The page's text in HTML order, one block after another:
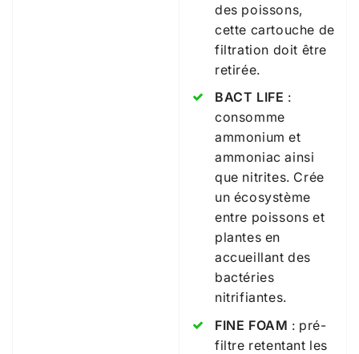
des poissons,
cette cartouche de
filtration doit être
retirée.
BACT LIFE :
consomme
ammonium et
ammoniac ainsi
que nitrites. Crée
un écosystème
entre poissons et
plantes en
accueillant des
bactéries
nitrifiantes.
FINE FOAM : pré-
filtre retentant les